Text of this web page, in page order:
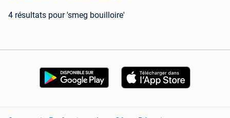
4 résultats pour 'smeg bouilloire'